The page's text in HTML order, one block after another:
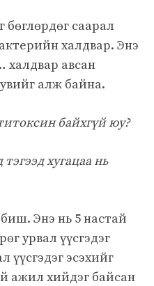
саарал
халдвар. Энэ
авсан
алж байна.
байхгүй юу?
хугацаа нь
Энэ нь 5 настай
урвал үүсгэдэг
үүсгэдэг эсэхийг
ажил хийдэг байсан